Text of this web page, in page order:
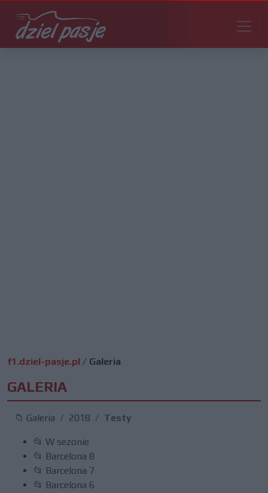
f1.dziel-pasje.pl / Galeria
GALERIA
📁 Galeria 2018 Testy
📂 W sezonie
📂 Barcelona 8
📂 Barcelona 7
📂 Barcelona 6